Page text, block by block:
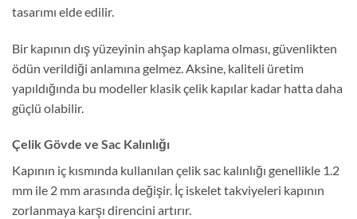
tasarımı elde edilir.
Bir kapının dış yüzeyinin ahşap kaplama olması, güvenlikten
ödün verildiği anlamına gelmez. Aksine, kaliteli üretim
yapıldığında bu modeller klasik çelik kapılar kadar hatta daha
güçlü olabilir.
Çelik Gövde ve Sac Kalınlığı
Kapının iç kısmında kullanılan çelik sac kalınlığı genellikle 1.2
mm ile 2 mm arasında değişir. İç iskelet takviyeleri kapının
zorlanmaya karşı direncini artırır.